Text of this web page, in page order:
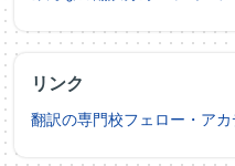
リンク
翻訳の専門校フェロー・アカ